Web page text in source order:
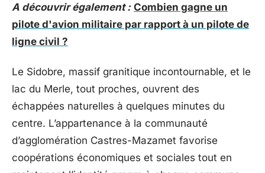
A découvrir également : Combien gagne un
pilote d'avion militaire par rapport à un pilote de
ligne civil ?
Le Sidobre, massif granitique incontournable, et le
lac du Merle, tout proches, ouvrent des
échappées naturelles à quelques minutes du
centre. L’appartenance à la communauté
d’agglomération Castres-Mazamet favorise
coopérations économiques et sociales tout en